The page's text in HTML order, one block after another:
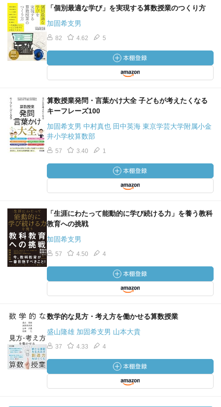
「個別最適な学び」を実現する算数授業のつくり方
加固希支男
82 4.62 5
算数授業発問・言葉かけ大全 子どもが考えたくなる
キーフレーズ100
加固希支男 中村真也 田中英海 東京学芸大学附属小金
井小学校算数部
57 3.40 1
「生涯にわたって能動的に学び続ける力」を養う教科
教育への挑戦
加固希支男
57 4.50 4
数学的な見方・考え方を働かせる算数授業
盛山隆雄 加固希支男 山本大貴
37 4.33 4